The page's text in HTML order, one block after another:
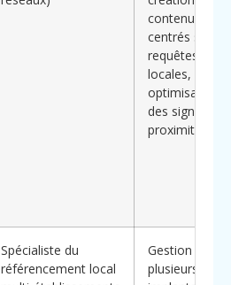
contenus
centrés sur les
requêtes
locales,
optimisation
des signaux
proximité
Spécialiste du
référencement local
Gestion de
plusieurs